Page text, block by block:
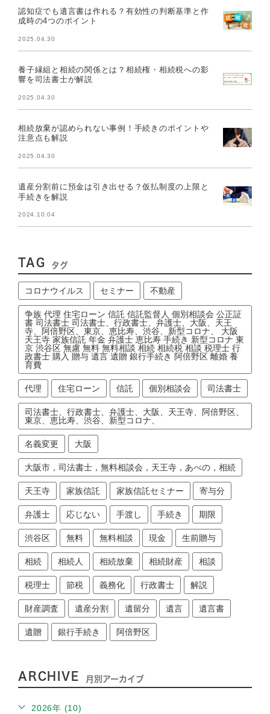
認知症でも遺言書は作れる？有効性の判断基準と作
成時の4つのポイント
2025.04.30
養子縁組と相続の関係とは？相続権・相続税への影
響を司法書士が解説
2025.04.30
相続放棄が認められない事例！手続きのポイントや
注意点も解説
2025.04.30
遺産分割前に預金は引き出せる？仮払制度の上限と
手続きを解説
2024.10.04
TAG タグ
コロナウイルス セミナー 不動産
争族 代理 住宅ローン 信託 信託監督人 個別相談会 公正証
書 司法書士 司法書士、行政書士、弁護士、大阪、天王
寺、阿倍野区、東京、恵比寿、渋谷、新型コロナ、 大阪
天王寺 家族信託 年金 弁護士 恵比寿 手続き 新型コロナ 東
京 渋谷区 無慮 無料 無料相談 相続 相続税 相談 税理士 行
政書士 購入 贈与 遺言 遺贈 銀行手続き 阿倍野区 離婚 養
育費
代理 住宅ローン 信託 個別相談会 司法書士
司法書士、行政書士、弁護士、大阪、天王寺、阿倍野区、
東京、恵比寿、渋谷、新型コロナ、
名義変更 大阪
大阪市，司法書士，無料相談会，天王寺，あべの，相続
天王寺 家族信託 家族信託セミナー 寄与分
弁護士 応じない 手渡し 手続き 期限
渋谷区 無料 無料相談 現金 生前贈与
相続 相続人 相続放棄 相続財産 相談
税理士 節税 義務化 行政書士 解説
財産調査 遺産分割 遺留分 遺言 遺言書
遺贈 銀行手続き 阿倍野区
ARCHIVE 月別アーカイブ
2026年 (10)